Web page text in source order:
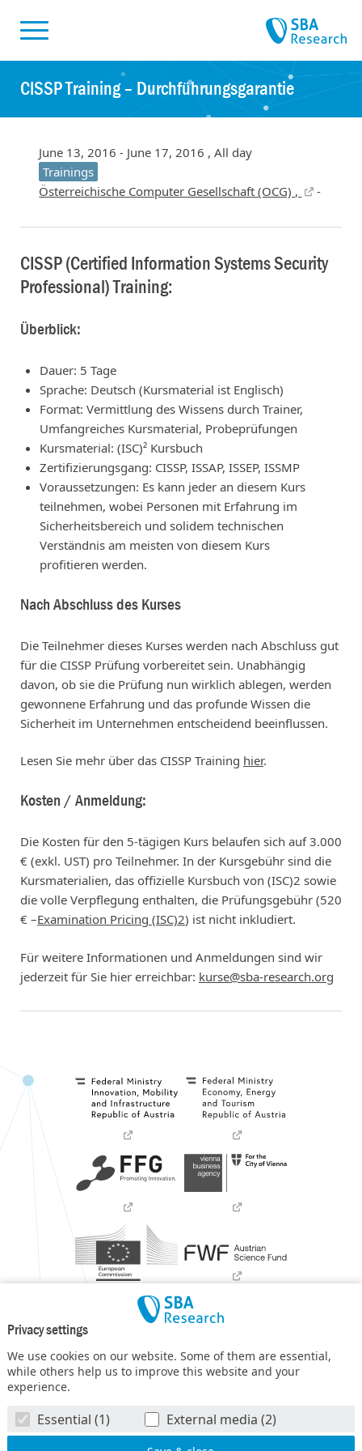
Privacy settings
We use cookies on our website. Some of them are essential,
while others help us to improve this website and your
experience.
Essential (1) External media (2)
CISSP Training – Durchführungsgarantie
June 13, 2016 - June 17, 2016 , All day
Trainings
Österreichische Computer Gesellschaft (OCG) ,
-
CISSP (Certified Information Systems Security
Professional) Training:
Überblick:
Dauer: 5 Tage
Sprache: Deutsch (Kursmaterial ist Englisch)
Format: Vermittlung des Wissens durch Trainer,
Umfangreiches Kursmaterial, Probeprüfungen
Kursmaterial: (ISC)² Kursbuch
Zertifizierungsgang: CISSP, ISSAP, ISSEP, ISSMP
Voraussetzungen: Es kann jeder an diesem Kurs
teilnehmen, wobei Personen mit Erfahrung im
Sicherheitsbereich und solidem technischen
Verständnis am meisten von diesem Kurs
profitieren werden.
Nach Abschluss des Kurses
Die Teilnehmer dieses Kurses werden nach Abschluss gut
für die CISSP Prüfung vorbereitet sein. Unabhängig
davon, ob sie die Prüfung nun wirklich ablegen, werden
gewonnene Erfahrung und das profunde Wissen die
Sicherheit im Unternehmen entscheidend beeinflussen.
Lesen Sie mehr über das CISSP Training hier.
Kosten / Anmeldung:
Die Kosten für den 5-tägigen Kurs belaufen sich auf 3.000
€ (exkl. UST) pro Teilnehmer. In der Kursgebühr sind die
Kursmaterialien, das offizielle Kursbuch von (ISC)2 sowie
die volle Verpflegung enthalten, die Prüfungsgebühr (520
€ –Examination Pricing (ISC)2) ist nicht inkludiert.
Für weitere Informationen und Anmeldungen sind wir
jederzeit für Sie hier erreichbar: kurse@sba-research.org
COMET – Competence Centers for Excellent Technologies